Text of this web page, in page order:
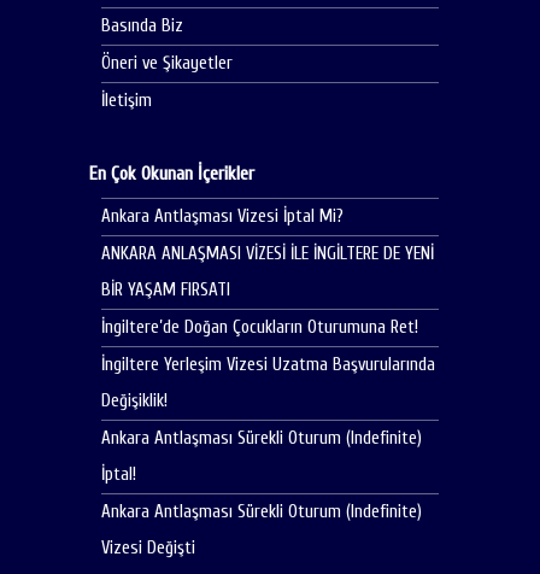
Basında Biz
Öneri ve Şikayetler
İletişim
En Çok Okunan İçerikler
Ankara Antlaşması Vizesi İptal Mi?
ANKARA ANLAŞMASI VİZESİ İLE İNGİLTERE DE YENİ
BİR YAŞAM FIRSATI
İngiltere’de Doğan Çocukların Oturumuna Ret!
İngiltere Yerleşim Vizesi Uzatma Başvurularında
Değişiklik!
Ankara Antlaşması Sürekli Oturum (Indefinite)
İptal!
Ankara Antlaşması Sürekli Oturum (Indefinite)
Vizesi Değişti